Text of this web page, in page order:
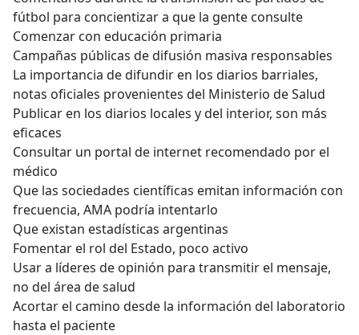
fútbol para concientizar a que la gente consulte
Comenzar con educación primaria
Campañas públicas de difusión masiva responsables
La importancia de difundir en los diarios barriales,
notas oficiales provenientes del Ministerio de Salud
Publicar en los diarios locales y del interior, son más
eficaces
Consultar un portal de internet recomendado por el
médico
Que las sociedades científicas emitan información con
frecuencia, AMA podría intentarlo
Que existan estadísticas argentinas
Fomentar el rol del Estado, poco activo
Usar a líderes de opinión para transmitir el mensaje,
no del área de salud
Acortar el camino desde la información del laboratorio
hasta el paciente